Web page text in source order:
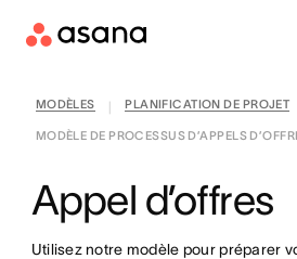
Contacter le service
MODÈLES PLANIFICATION DE PROJET
MODÈLE DE PROCESSUS D’APPELS
Appel d’offres
Utilisez notre modèle pour préparer